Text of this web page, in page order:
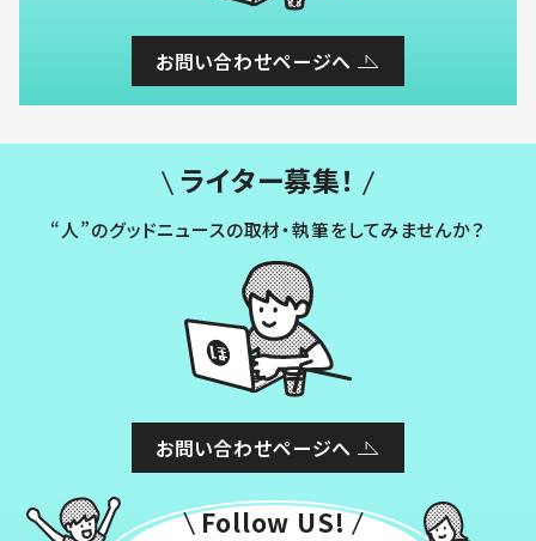
お問い合わせページへ
ライター募集！
“人”のグッドニュースの取材・執筆をしてみませんか？
お問い合わせページへ
Follow US!